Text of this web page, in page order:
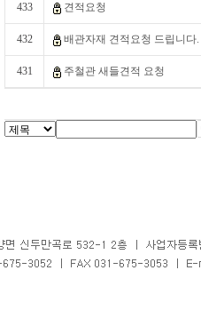
433 견적요청
432 배관자재 견적요청 드립니다.
431 주철관 새들견적 요청